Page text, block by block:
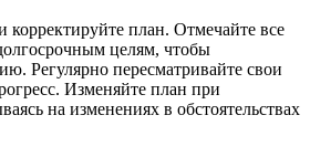
корректируйте план. Отмечайте все
целям, чтобы
Регулярно пересматривайте свои
Изменяйте план при
на изменениях в обстоятельствах